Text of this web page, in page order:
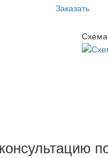
Заказать
Схема